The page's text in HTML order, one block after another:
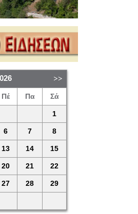
Πέ Πα Σά
1
6 7 8
13 14 15
20 21 22
27 28 29